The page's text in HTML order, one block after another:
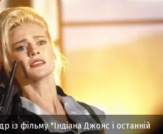
із фільму "Індіана Джонс і останній